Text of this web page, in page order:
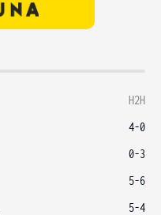
H2H
4-0
0-3
5-6
5-4